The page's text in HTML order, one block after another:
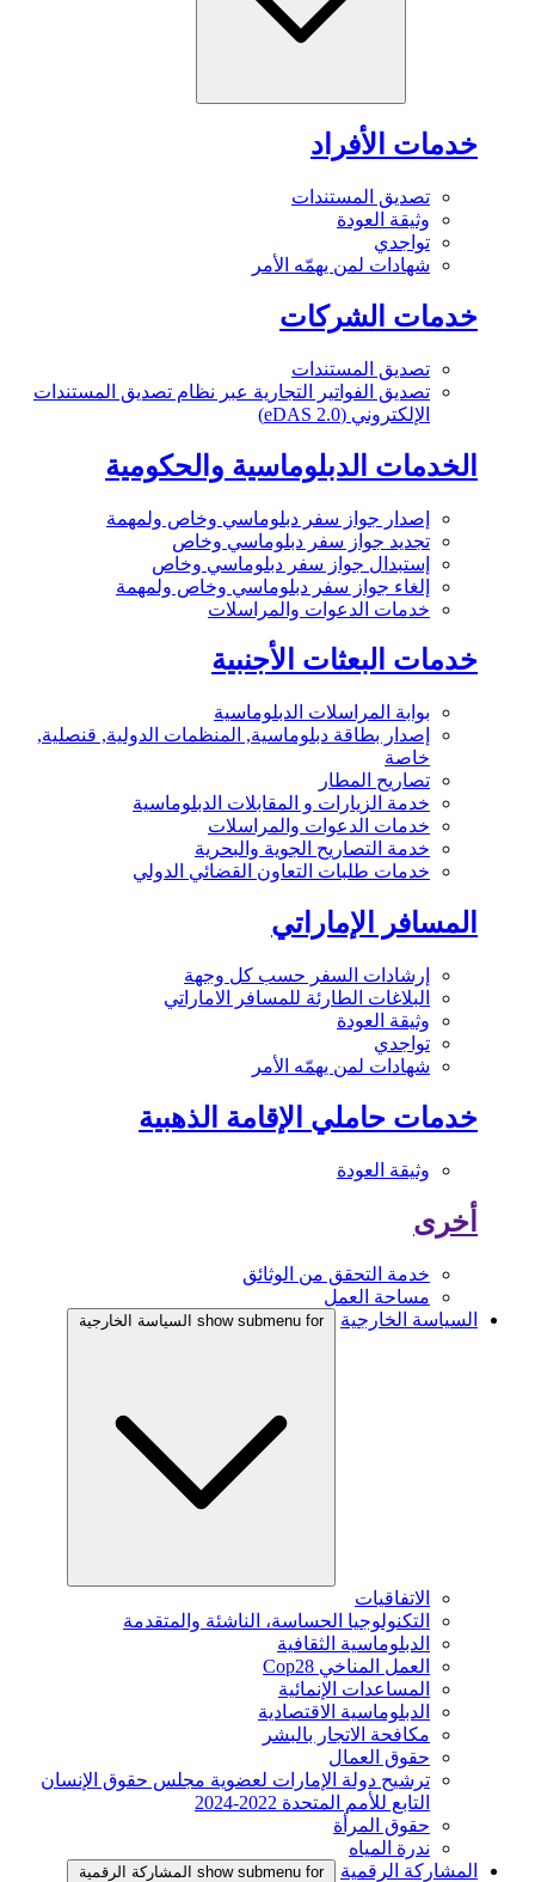
خدمات الأفراد
تصديق المستندات
وثيقة العودة
تواجدي
شهادات لمن يهمّه الأمر
خدمات الشركات
تصديق المستندات
تصديق الفواتير التجارية عبر نظام تصديق المستندات
الإلكتروني (eDAS 2.0)
الخدمات الدبلوماسية والحكومية
إصدار جواز سفر دبلوماسي وخاص ولمهمة
تجديد جواز سفر دبلوماسي وخاص
إستبدال جواز سفر دبلوماسي وخاص
إلغاء جواز سفر دبلوماسي وخاص ولمهمة
خدمات الدعوات والمراسلات
خدمات البعثات الأجنبية
بوابة المراسلات الدبلوماسية
إصدار بطاقة دبلوماسية, المنظمات الدولية, قنصلية,
خاصة
تصاريح المطار
خدمة الزيارات و المقابلات الدبلوماسية
خدمات الدعوات والمراسلات
خدمة التصاريح الجوية والبحرية
خدمات طلبات التعاون القضائي الدولي
المسافر الإماراتي
إرشادات السفر حسب كل وجهة
البلاغات الطارئة للمسافر الاماراتي
وثيقة العودة
تواجدي
شهادات لمن يهمّه الأمر
خدمات حاملي الإقامة الذهبية
وثيقة العودة
أخرى
خدمة التحقق من الوثائق
مساحة العمل
السياسة الخارجية
show submenu for السياسة الخارجية
الاتفاقيات
التكنولوجيا الحساسة، الناشئة والمتقدمة
الدبلوماسية الثقافية
العمل المناخي Cop28
المساعدات الإنمائية
الدبلوماسية الاقتصادية
مكافحة الاتجار بالبشر
حقوق العمال
ترشيح دولة الإمارات لعضوية مجلس حقوق الإنسان
التابع للأمم المتحدة 2022-2024
حقوق المرأة
ندرة المياه
المشاركة الرقمية
show submenu for المشاركة الرقمية